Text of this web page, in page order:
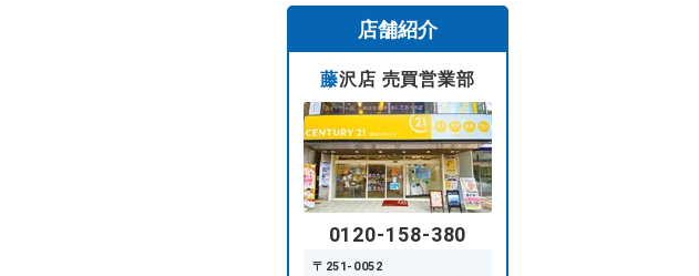
店舗紹介
藤沢店 売買営業部
0120-158-380
〒251-0052